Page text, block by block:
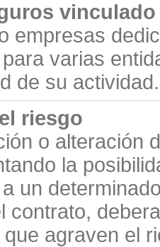
vinculado
empresas
varias
de su
riesgo
o alteración
la
un
contrato,
agraven el